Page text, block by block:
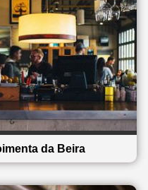
da Beira